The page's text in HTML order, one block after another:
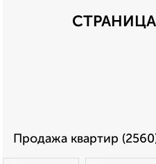
Продажа квартир